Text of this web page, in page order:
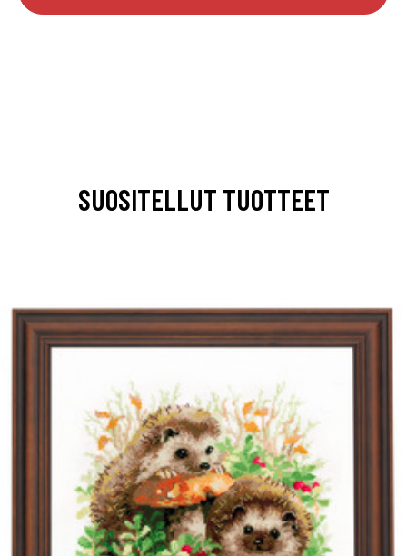
SUOSITELLUT TUOTTEET